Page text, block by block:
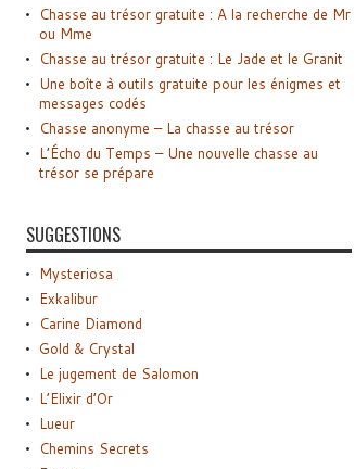
Chasse au trésor gratuite : A la recherche de Mr
ou Mme
Chasse au trésor gratuite : Le Jade et le Granit
Une boîte à outils gratuite pour les énigmes et
messages codés
Chasse anonyme – La chasse au trésor
L’Écho du Temps – Une nouvelle chasse au
trésor se prépare
SUGGESTIONS
Mysteriosa
Exkalibur
Carine Diamond
Gold & Crystal
Le jugement de Salomon
L’Elixir d’Or
Lueur
Chemins Secrets